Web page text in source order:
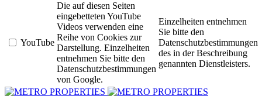
YouTube
Die auf diesen Seiten
eingebetteten YouTube
Videos verwenden eine
Reihe von Cookies zur
Darstellung. Einzelheiten
entnehmen Sie bitte den
Datenschutzbestimmungen
von Google.
Einzelheiten entnehmen
Sie bitte den
Datenschutzbestimmungen
des in der Beschreibung
genannten Dienstleisters.